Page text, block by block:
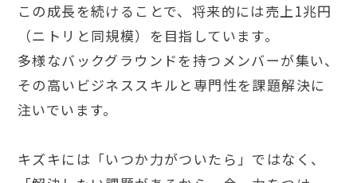
この成長を続けることで、将来的には売上1兆円
（ニトリと同規模）を目指しています。
多様なバックグラウンドを持つメンバーが集い、
その高いビジネススキルと専門性を課題解決に
注いでいます。
キズキには「いつか力がついたら」ではなく、